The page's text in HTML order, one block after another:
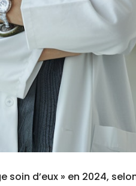
d’eux » en 2024,